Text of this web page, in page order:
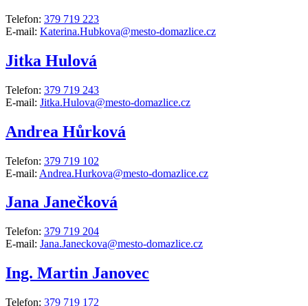
Telefon: 379 719 223
E-mail: Katerina.Hubkova@mesto-domazlice.cz
Jitka Hulová
Telefon: 379 719 243
E-mail: Jitka.Hulova@mesto-domazlice.cz
Andrea Hůrková
Telefon: 379 719 102
E-mail: Andrea.Hurkova@mesto-domazlice.cz
Jana Janečková
Telefon: 379 719 204
E-mail: Jana.Janeckova@mesto-domazlice.cz
Ing. Martin Janovec
Telefon: 379 719 172